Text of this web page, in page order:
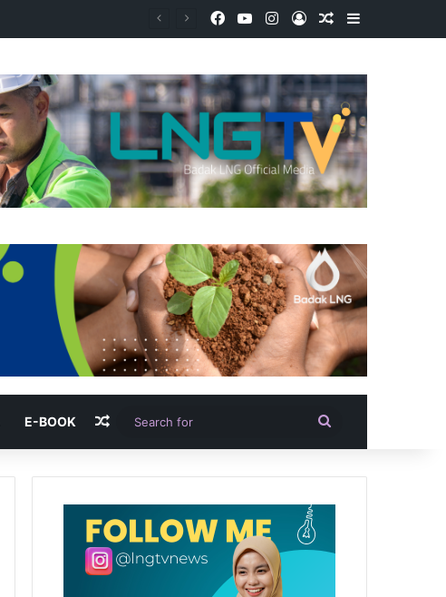
Facebook
YouTubeInstagram
Log InRandom Article
Sidebar
E-BOOK Random Article
for